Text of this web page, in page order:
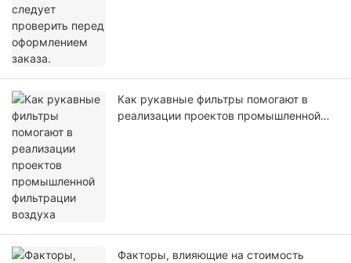
Как рукавные фильтры помогают в
реализации проектов промышленной
Факторы, влияющие на стоимость